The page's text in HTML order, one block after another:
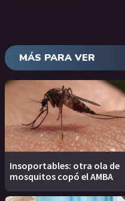
MÁS PARA VER
Insoportables: otra ola de
mosquitos copó el AMBA